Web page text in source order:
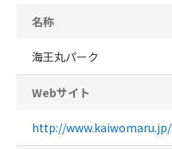
名称
海王丸パーク
Webサイト
http://www.kaiwomaru.jp/